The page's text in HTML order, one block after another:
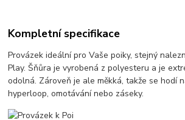
Kompletní specifikace
Provázek ideální pro Vaše poiky, stejný
Play. Šňůra je vyrobená z polyesteru a je
odolná. Zároveň je ale měkká, takže se hodí
hyperloop, omotávání nebo záseky.